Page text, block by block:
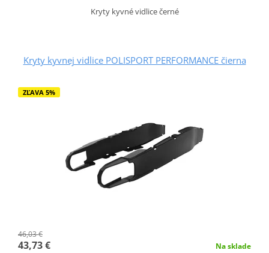
Kryty kyvné vidlice černé
Kryty kyvnej vidlice POLISPORT PERFORMANCE čierna
ZĽAVA 5%
46,03 €
43,73 € Na sklade